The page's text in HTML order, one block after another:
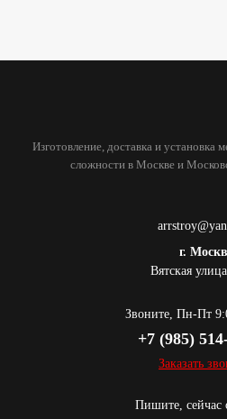
Изготовление, доставка и установка
сложности в Москве и
г.
Вятская
Звоните, Пн-Пт
+7 (985)
Заказать
Пишите, сейчас